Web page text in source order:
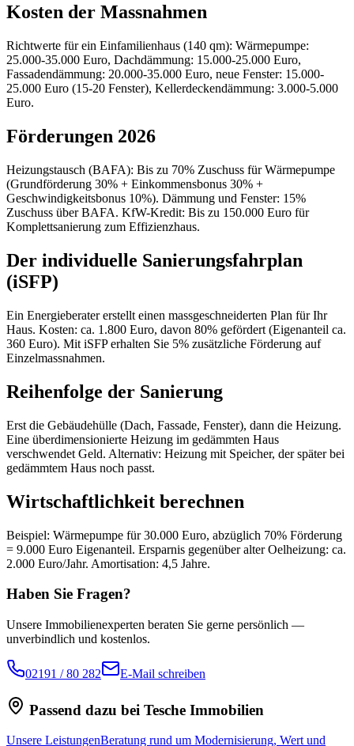
Kosten der Massnahmen
Richtwerte für ein Einfamilienhaus (140 qm): Wärmepumpe:
25.000-35.000 Euro, Dachdämmung: 15.000-25.000 Euro,
Fassadendämmung: 20.000-35.000 Euro, neue Fenster: 15.000-
25.000 Euro (15-20 Fenster), Kellerdeckendämmung: 3.000-5.000
Euro.
Förderungen 2026
Heizungstausch (BAFA): Bis zu 70% Zuschuss für Wärmepumpe
(Grundförderung 30% + Einkommensbonus 30% +
Geschwindigkeitsbonus 10%). Dämmung und Fenster: 15%
Zuschuss über BAFA. KfW-Kredit: Bis zu 150.000 Euro für
Komplettsanierung zum Effizienzhaus.
Der individuelle Sanierungsfahrplan
(iSFP)
Ein Energieberater erstellt einen massgeschneiderten Plan für Ihr
Haus. Kosten: ca. 1.800 Euro, davon 80% gefördert (Eigenanteil ca.
360 Euro). Mit iSFP erhalten Sie 5% zusätzliche Förderung auf
Einzelmassnahmen.
Reihenfolge der Sanierung
Erst die Gebäudehülle (Dach, Fassade, Fenster), dann die Heizung.
Eine überdimensionierte Heizung im gedämmten Haus
verschwendet Geld. Alternativ: Heizung mit Speicher, der später bei
gedämmtem Haus noch passt.
Wirtschaftlichkeit berechnen
Beispiel: Wärmepumpe für 30.000 Euro, abzüglich 70% Förderung
= 9.000 Euro Eigenanteil. Ersparnis gegenüber alter Oelheizung: ca.
2.000 Euro/Jahr. Amortisation: 4,5 Jahre.
Haben Sie Fragen?
Unsere Immobilienexperten beraten Sie gerne persönlich —
unverbindlich und kostenlos.
02191 / 80 282 E-Mail schreiben
Passend dazu bei Tesche Immobilien
Unsere LeistungenBeratung rund um Modernisierung, Wert und